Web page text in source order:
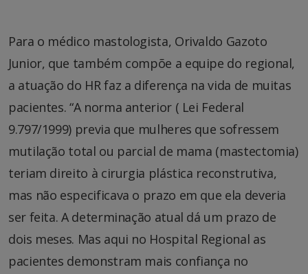
Para o médico mastologista, Orivaldo Gazoto
Junior, que também compõe a equipe do regional,
a atuação do HR faz a diferença na vida de muitas
pacientes. “A norma anterior ( Lei Federal
9.797/1999) previa que mulheres que sofressem
mutilação total ou parcial de mama (mastectomia)
teriam direito à cirurgia plástica reconstrutiva,
mas não especificava o prazo em que ela deveria
ser feita. A determinação atual dá um prazo de
dois meses. Mas aqui no Hospital Regional as
pacientes demonstram mais confiança no